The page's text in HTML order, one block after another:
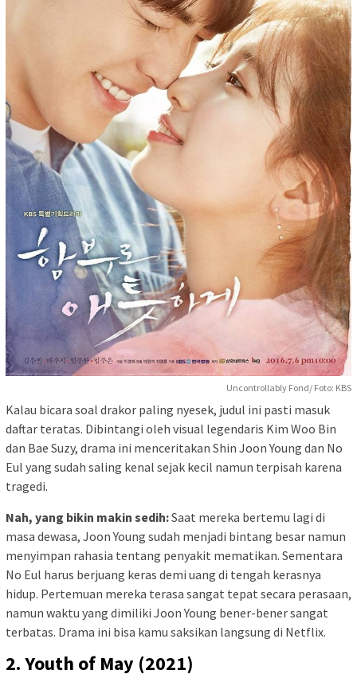
Uncontrollably Fond/ Foto: KBS
Kalau bicara soal drakor paling nyesek, judul ini pasti masuk
daftar teratas. Dibintangi oleh visual legendaris Kim Woo Bin
dan Bae Suzy, drama ini menceritakan Shin Joon Young dan No
Eul yang sudah saling kenal sejak kecil namun terpisah karena
tragedi.
Nah, yang bikin makin sedih:Saat mereka bertemu lagi di
masa dewasa, Joon Young sudah menjadi bintang besar namun
menyimpan rahasia tentang penyakit mematikan. Sementara
No Eul harus berjuang keras demi uang di tengah kerasnya
hidup. Pertemuan mereka terasa sangat tepat secara perasaan,
namun waktu yang dimiliki Joon Young bener-bener sangat
terbatas. Drama ini bisa kamu saksikan langsung di Netflix.
2. Youth of May (2021)